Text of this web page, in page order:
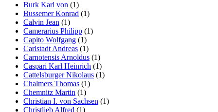
Burk Karl von (1)
Bussemer Konrad (1)
Calvin Jean (1)
Camerarius Philipp (1)
Capito Wolfgang (1)
Carlstadt Andreas (1)
Carnotensis Arnoldus (1)
Caspari Karl Heinrich (1)
Cattelsburger Nikolaus (1)
Chalmers Thomas (1)
Chemnitz Martin (1)
Christian I. von Sachsen (1)
Christlieb Alfred (1)